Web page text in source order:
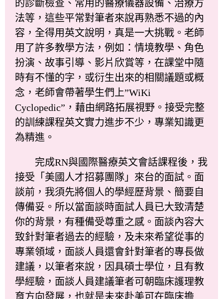
的診斷檢查、常用的醫療儀器設備、治療方
法等，這些平常對筆者來說再熟悉不過的內
容，全得用英文說明，真是一大挑戰。老師
用了許多教學方法，例如：情境教學、角色
扮演、故事引導、影片欣賞等，在課堂中隨
時有不懂的字，或衍生出來的相關議題或概
念，老師會帶著學生們上”WiKi
Cyclopedic”，藉由網路拓展視野。接受完整
的訓練課程英文實力進步不少，專業知識更
為精進。
完成RN與國際醫療英文會話課程後，我
接受「美國人才招募團隊」來台的面試。面
談前，我須先將個人的學經歷背景、簡要自
傳備妥。所以當面談時面試人員已大致清楚
你的背景，有種備受尊重之感。面談內容大
致針對筆者過去的經驗，及未來希望從事的
專業領域，面談人員還會針對筆者的專長做
建議，以筆者來說，因具碩士學位，且有教
學經驗，面談人員建議筆者可朝臨床護理教
育方向發展，也就是未來赴美可在臨床擔